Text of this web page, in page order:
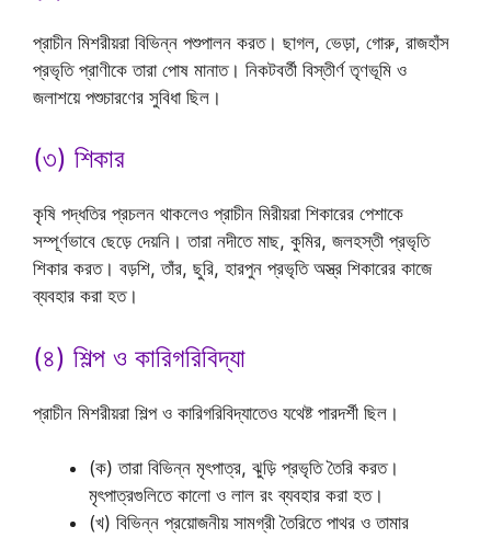
প্রাচীন মিশরীয়রা বিভিন্ন পশুপালন করত। ছাগল, ভেড়া, গোরু, রাজহাঁস
প্রভৃতি প্রাণীকে তারা পোষ মানাত। নিকটবর্তী বিস্তীর্ণ তৃণভূমি ও
জলাশয়ে পশুচারণের সুবিধা ছিল।
(৩) শিকার
কৃষি পদ্ধতির প্রচলন থাকলেও প্রাচীন মিরীয়রা শিকারের পেশাকে
সম্পূর্ণভাবে ছেড়ে দেয়নি। তারা নদীতে মাছ, কুমির, জলহস্তী প্রভৃতি
শিকার করত। বড়শি, তাঁর, ছুরি, হারপুন প্রভৃতি অস্ত্র শিকারের কাজে
ব্যবহার করা হত।
(৪) শিল্প ও কারিগরিবিদ্যা
প্রাচীন মিশরীয়রা শিল্প ও কারিগরিবিদ্যাতেও যথেষ্ট পারদর্শী ছিল।
(ক) তারা বিভিন্ন মৃৎপাত্র, ঝুড়ি প্রভৃতি তৈরি করত।
মৃৎপাত্রগুলিতে কালো ও লাল রং ব্যবহার করা হত।
(খ) বিভিন্ন প্রয়োজনীয় সামগ্রী তৈরিতে পাথর ও তামার